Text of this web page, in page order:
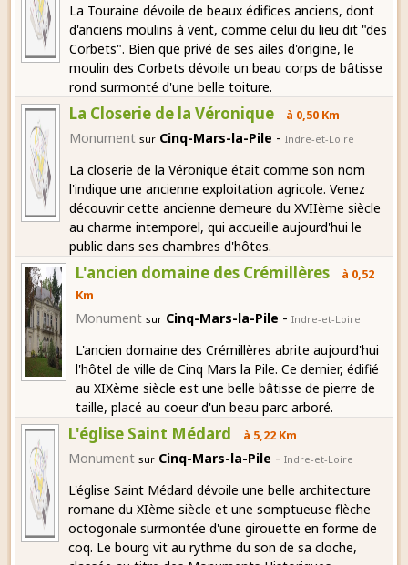
La Touraine dévoile de beaux édifices anciens, dont
d'anciens moulins à vent, comme celui du lieu dit "des
Corbets". Bien que privé de ses ailes d'origine, le
moulin des Corbets dévoile un beau corps de bâtisse
rond surmonté d'une belle toiture.
La Closerie de la Véronique à 0,50 Km
Monument sur Cinq-Mars-la-Pile -Indre-et-Loire
La closerie de la Véronique était comme son nom
l'indique une ancienne exploitation agricole. Venez
découvrir cette ancienne demeure du XVIIème siècle
au charme intemporel, qui accueille aujourd'hui le
public dans ses chambres d'hôtes.
L'ancien domaine des Crémillères
à 0,52
Km
Monument sur Cinq-Mars-la-Pile - Indre-et-Loire
L'ancien domaine des Crémillères abrite aujourd'hui
l'hôtel de ville de Cinq Mars la Pile. Ce dernier, édifié
au XIXème siècle est une belle bâtisse de pierre de
taille, placé au coeur d'un beau parc arboré.
L'église Saint Médard à 5,22 Km
Monument sur Cinq-Mars-la-Pile -Indre-et-Loire
L'église Saint Médard dévoile une belle architecture
romane du XIème siècle et une somptueuse flèche
octogonale surmontée d'une girouette en forme de
coq. Le bourg vit au rythme du son de sa cloche,